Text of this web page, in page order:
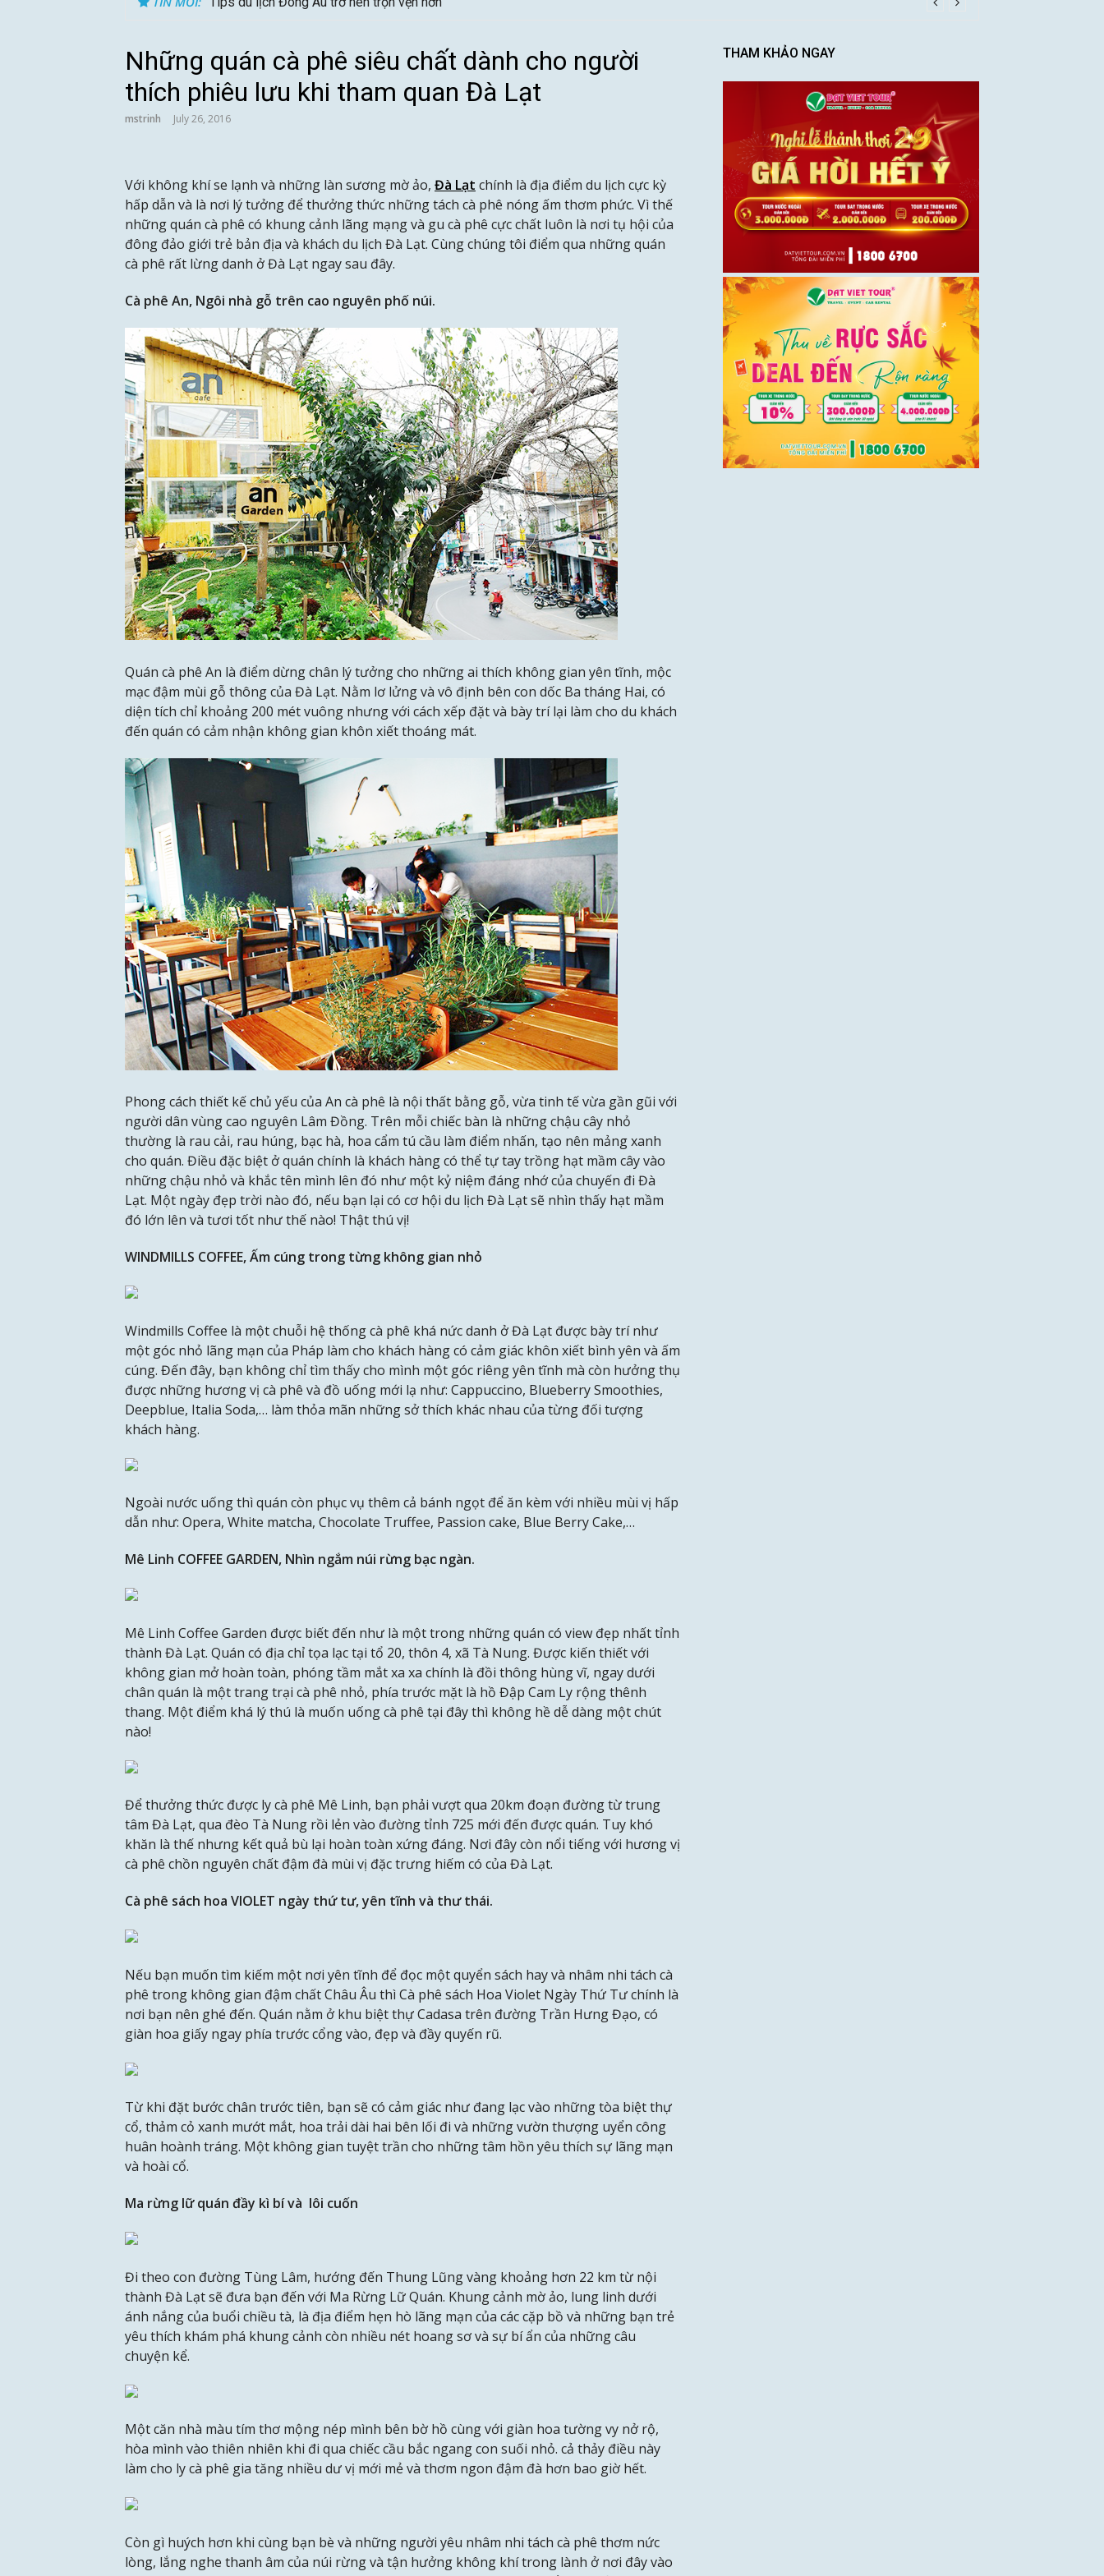
Những quán cà phê siêu chất dành cho người
thích phiêu lưu khi tham quan Đà Lạt
mstrinh July 26, 2016
Với không khí se lạnh và những làn sương mờ ảo, Đà Lạt chính là địa điểm du lịch cực kỳ
hấp dẫn và là nơi lý tưởng để thưởng thức những tách cà phê nóng ấm thơm phức. Vì thế
những quán cà phê có khung cảnh lãng mạng và gu cà phê cực chất luôn là nơi tụ hội của
đông đảo giới trẻ bản địa và khách du lịch Đà Lạt. Cùng chúng tôi điểm qua những quán
cà phê rất lừng danh ở Đà Lạt ngay sau đây.
Cà phê An, Ngôi nhà gỗ trên cao nguyên phố núi.
Quán cà phê An là điểm dừng chân lý tưởng cho những ai thích không gian yên tĩnh, mộc
mạc đậm mùi gỗ thông của Đà Lạt. Nằm lơ lửng và vô định bên con dốc Ba tháng Hai, có
diện tích chỉ khoảng 200 mét vuông nhưng với cách xếp đặt và bày trí lại làm cho du khách
đến quán có cảm nhận không gian khôn xiết thoáng mát.
Phong cách thiết kế chủ yếu của An cà phê là nội thất bằng gỗ, vừa tinh tế vừa gần gũi với
người dân vùng cao nguyên Lâm Đồng. Trên mỗi chiếc bàn là những chậu cây nhỏ
thường là rau cải, rau húng, bạc hà, hoa cẩm tú cầu làm điểm nhấn, tạo nên mảng xanh
cho quán. Điều đặc biệt ở quán chính là khách hàng có thể tự tay trồng hạt mầm cây vào
những chậu nhỏ và khắc tên mình lên đó như một kỷ niệm đáng nhớ của chuyến đi Đà
Lạt. Một ngày đẹp trời nào đó, nếu bạn lại có cơ hội du lịch Đà Lạt sẽ nhìn thấy hạt mầm
đó lớn lên và tươi tốt như thế nào! Thật thú vị!
WINDMILLS COFFEE, Ấm cúng trong từng không gian nhỏ
Windmills Coffee là một chuỗi hệ thống cà phê khá nức danh ở Đà Lạt được bày trí như
một góc nhỏ lãng mạn của Pháp làm cho khách hàng có cảm giác khôn xiết bình yên và ấm
cúng. Đến đây, bạn không chỉ tìm thấy cho mình một góc riêng yên tĩnh mà còn hưởng thụ
được những hương vị cà phê và đồ uống mới lạ như: Cappuccino, Blueberry Smoothies,
Deepblue, Italia Soda,… làm thỏa mãn những sở thích khác nhau của từng đối tượng
khách hàng.
Ngoài nước uống thì quán còn phục vụ thêm cả bánh ngọt để ăn kèm với nhiều mùi vị hấp
dẫn như: Opera, White matcha, Chocolate Truffee, Passion cake, Blue Berry Cake,…
Mê Linh COFFEE GARDEN, Nhìn ngắm núi rừng bạc ngàn.
Mê Linh Coffee Garden được biết đến như là một trong những quán có view đẹp nhất tỉnh
thành Đà Lạt. Quán có địa chỉ tọa lạc tại tổ 20, thôn 4, xã Tà Nung. Được kiến thiết với
không gian mở hoàn toàn, phóng tầm mắt xa xa chính là đồi thông hùng vĩ, ngay dưới
chân quán là một trang trại cà phê nhỏ, phía trước mặt là hồ Đập Cam Ly rộng thênh
thang. Một điểm khá lý thú là muốn uống cà phê tại đây thì không hề dễ dàng một chút
nào!
Để thưởng thức được ly cà phê Mê Linh, bạn phải vượt qua 20km đoạn đường từ trung
tâm Đà Lạt, qua đèo Tà Nung rồi lẻn vào đường tỉnh 725 mới đến được quán. Tuy khó
khăn là thế nhưng kết quả bù lại hoàn toàn xứng đáng. Nơi đây còn nổi tiếng với hương vị
cà phê chồn nguyên chất đậm đà mùi vị đặc trưng hiếm có của Đà Lạt.
Cà phê sách hoa VIOLET ngày thứ tư, yên tĩnh và thư thái.
Nếu bạn muốn tìm kiếm một nơi yên tĩnh để đọc một quyển sách hay và nhâm nhi tách cà
phê trong không gian đậm chất Châu Âu thì Cà phê sách Hoa Violet Ngày Thứ Tư chính là
nơi bạn nên ghé đến. Quán nằm ở khu biệt thự Cadasa trên đường Trần Hưng Đạo, có
giàn hoa giấy ngay phía trước cổng vào, đẹp và đầy quyến rũ.
Từ khi đặt bước chân trước tiên, bạn sẽ có cảm giác như đang lạc vào những tòa biệt thự
cổ, thảm cỏ xanh mướt mắt, hoa trải dài hai bên lối đi và những vườn thượng uyển công
huân hoành tráng. Một không gian tuyệt trần cho những tâm hồn yêu thích sự lãng mạn
và hoài cổ.
Ma rừng lữ quán đầy kì bí và lôi cuốn
Đi theo con đường Tùng Lâm, hướng đến Thung Lũng vàng khoảng hơn 22 km từ nội
thành Đà Lạt sẽ đưa bạn đến với Ma Rừng Lữ Quán. Khung cảnh mờ ảo, lung linh dưới
ánh nắng của buổi chiều tà, là địa điểm hẹn hò lãng mạn của các cặp bồ và những bạn trẻ
yêu thích khám phá khung cảnh còn nhiều nét hoang sơ và sự bí ẩn của những câu
chuyện kể.
Một căn nhà màu tím thơ mộng nép mình bên bờ hồ cùng với giàn hoa tường vy nở rộ,
hòa mình vào thiên nhiên khi đi qua chiếc cầu bắc ngang con suối nhỏ. cả thảy điều này
làm cho ly cà phê gia tăng nhiều dư vị mới mẻ và thơm ngon đậm đà hơn bao giờ hết.
Còn gì huých hơn khi cùng bạn bè và những người yêu nhâm nhi tách cà phê thơm nức
lòng, lắng nghe thanh âm của núi rừng và tận hưởng không khí trong lành ở nơi đây vào
THAM KHẢO NGAY